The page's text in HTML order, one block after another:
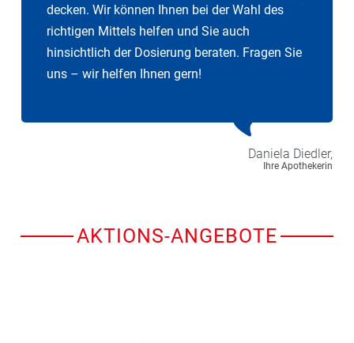
decken. Wir können Ihnen bei der Wahl des
richtigen Mittels helfen und Sie auch
hinsichtlich der Dosierung beraten. Fragen Sie
uns – wir helfen Ihnen gern!
Daniela Diedler,
Ihre Apothekerin
AKTIONS-ANGEBOTE